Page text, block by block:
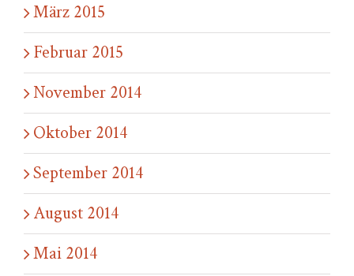
März 2015
Februar 2015
November 2014
Oktober 2014
September 2014
August 2014
Mai 2014